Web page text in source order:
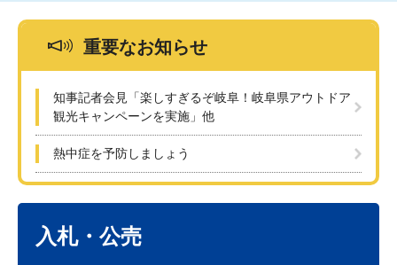
重要なお知らせ
知事記者会見「楽しすぎるぞ岐阜！岐阜県アウトドア
観光キャンペーンを実施」他
熱中症を予防しましょう
入札・公売